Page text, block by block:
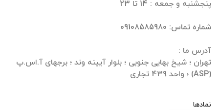
تهران ؛ شیخ بهایی جنوبی ؛ بلوار آیینه وند ؛ برجهای آ.اس.پ
(ASP) ؛ واحد 439 تجاری
نمادها